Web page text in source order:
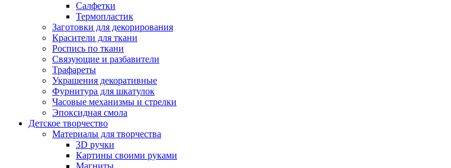
Салфетки
Термопластик
Заготовки для декорирования
Красители для ткани
Роспись по ткани
Связующие и разбавители
Трафареты
Украшения декоративные
Фурнитура для шкатулок
Часовые механизмы и стрелки
Эпоксидная смола
Детское творчество
Материалы для творчества
3D ручки
Картины своими руками
Магниты